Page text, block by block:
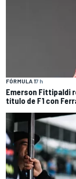
FÓRMULA 17 h
Emerson Fittipaldi
título de F1 con